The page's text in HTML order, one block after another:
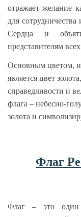
отражает желание
для
Сердца и
представителям
Основным цветом,
является цвет
справедливости и
флага – небесно-
золота и
Флаг
Флаг – это один